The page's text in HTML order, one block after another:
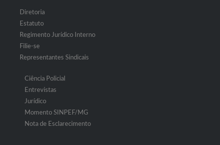
Diretoria
Estatuto
Regimento Jurídico Interno
Filie-se
Representantes Sindicais
Ciência Policial
Entrevistas
Jurídico
Momento SINPEF/MG
Nota de Esclarecimento